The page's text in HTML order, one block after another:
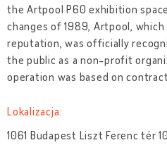
the Artpool P60 exhibition
changes of 1989, Artpool,
reputation, was officially
the public as a non-profit
operation was based on
Lokalizacja:
1061 Budapest Liszt Ferenc tér